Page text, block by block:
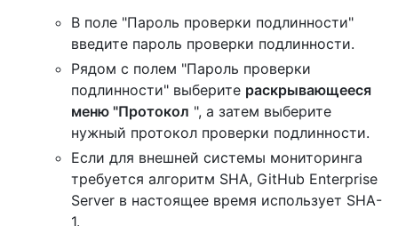
В поле "Пароль проверки подлинности"
введите пароль проверки подлинности.
Рядом с полем "Пароль проверки
подлинности" выберите раскрывающееся
меню "Протокол ", а затем выберите
нужный протокол проверки подлинности.
Если для внешней системы мониторинга
требуется алгоритм SHA, GitHub Enterprise
Server в настоящее время использует SHA-
1.